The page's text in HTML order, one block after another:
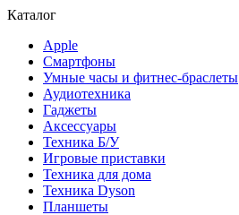
Каталог
Apple
Смартфоны
Умные часы и фитнес-браслеты
Аудиотехника
Гаджеты
Аксессуары
Техника Б/У
Игровые приставки
Техника для дома
Техника Dyson
Планшеты